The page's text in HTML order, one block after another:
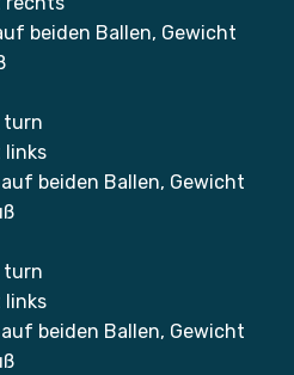
beiden Ballen, Gewicht
turn
links
beiden Ballen, Gewicht
turn
links
beiden Ballen, Gewicht